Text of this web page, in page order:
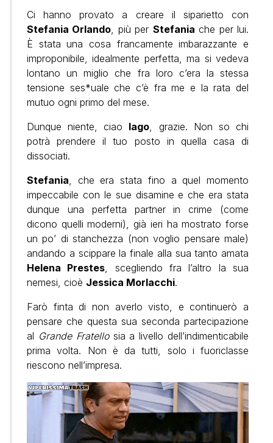
Ci hanno provato a creare il siparietto con
Stefania Orlando , più per Stefania che per lui.
È stata una cosa francamente imbarazzante e
improponibile, idealmente perfetta, ma si vedeva
lontano un miglio che fra loro c’era la stessa
tensione ses*uale che c’è fra me e la rata del
mutuo ogni primo del mese.
Dunque niente, ciao Iago , grazie. Non so chi
potrà prendere il tuo posto in quella casa di
dissociati.
Stefania , che era stata fino a quel momento
impeccabile con le sue disamine e che era stata
dunque una perfetta partner in crime (come
dicono quelli moderni), già ieri ha mostrato forse
un po’ di stanchezza (non voglio pensare male)
andando a scippare la finale alla sua tanto amata
Helena Prestes , scegliendo fra l’altro la sua
nemesi, cioè Jessica Morlacchi.
Farò finta di non averlo visto, e continuerò a
pensare che questa sua seconda partecipazione
al Grande Fratellosia a livello dell’indimenticabile
prima volta. Non è da tutti, solo i fuoriclasse
riescono nell’impresa.